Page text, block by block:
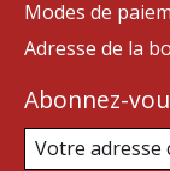
Modes de
Adresse de la
Abonnez-